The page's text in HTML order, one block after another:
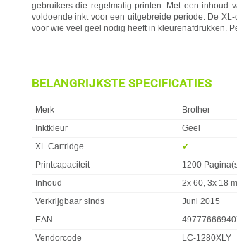
gebruikers die regelmatig printen. Met een inhoud
voldoende inkt voor een uitgebreide periode. De
voor wie veel geel nodig heeft in kleurenafdrukken.
BELANGRIJKSTE SPECIFICATIES
Eigenschap
Merk
Brother
Inktkleur
Geel
XL Cartridge
✓︎
Printcapaciteit
1200
Inhoud
2x 60, 3x 18 ml
Verkrijgbaar sinds
Juni 2015
EAN
Vendorcode
LC-1280XLY